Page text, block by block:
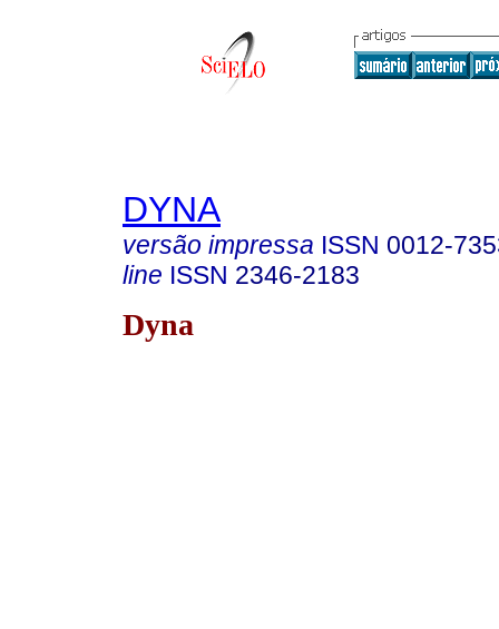
DYNA
versão impressa ISSN 0012-
line ISSN 2346-2183
Dyna